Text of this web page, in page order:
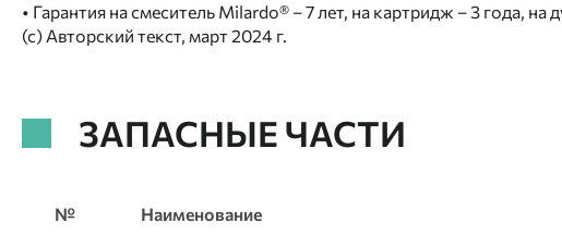
• Гарантия на смеситель Milardo® – 7 лет, на картридж – 3 года, на
(с) Авторский текст, март 2024 г.
ЗАПАСНЫЕ ЧАСТИ
№ Наименование